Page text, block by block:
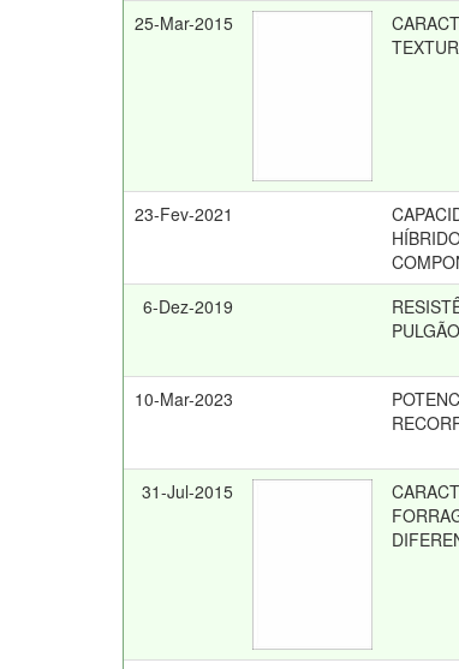
25-Mar-2015
23-Fev-2021
6-Dez-2019
10-Mar-2023
31-Jul-2015